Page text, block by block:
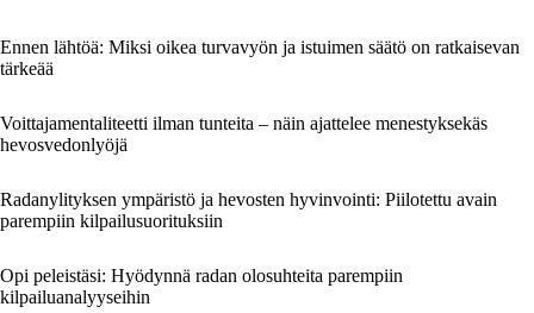
Ennen lähtöä: Miksi oikea turvavyön ja istuimen säätö on ratkaisevan
tärkeää
Voittajamentaliteetti ilman tunteita – näin ajattelee menestyksekäs
hevosvedonlyöjä
Radanylityksen ympäristö ja hevosten hyvinvointi: Piilotettu avain
parempiin kilpailusuorituksiin
Opi peleistäsi: Hyödynnä radan olosuhteita parempiin
kilpailuanalyyseihin